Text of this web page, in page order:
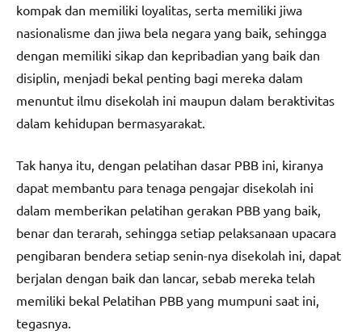
kompak dan memiliki loyalitas, serta memiliki jiwa
nasionalisme dan jiwa bela negara yang baik, sehingga
dengan memiliki sikap dan kepribadian yang baik dan
disiplin, menjadi bekal penting bagi mereka dalam
menuntut ilmu disekolah ini maupun dalam beraktivitas
dalam kehidupan bermasyarakat.
Tak hanya itu, dengan pelatihan dasar PBB ini, kiranya
dapat membantu para tenaga pengajar disekolah ini
dalam memberikan pelatihan gerakan PBB yang baik,
benar dan terarah, sehingga setiap pelaksanaan upacara
pengibaran bendera setiap senin-nya disekolah ini, dapat
berjalan dengan baik dan lancar, sebab mereka telah
memiliki bekal Pelatihan PBB yang mumpuni saat ini,
tegasnya.